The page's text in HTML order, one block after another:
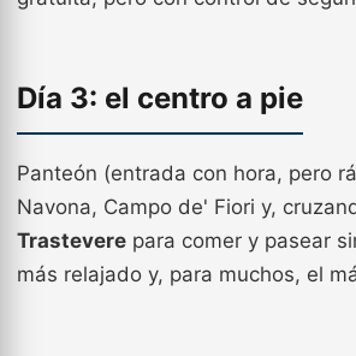
Día 3: el centro a pie
Panteón (entrada con hora, pero
Navona, Campo de' Fiori y,
Trastevere para comer y pasear
más relajado y, para muchos, el